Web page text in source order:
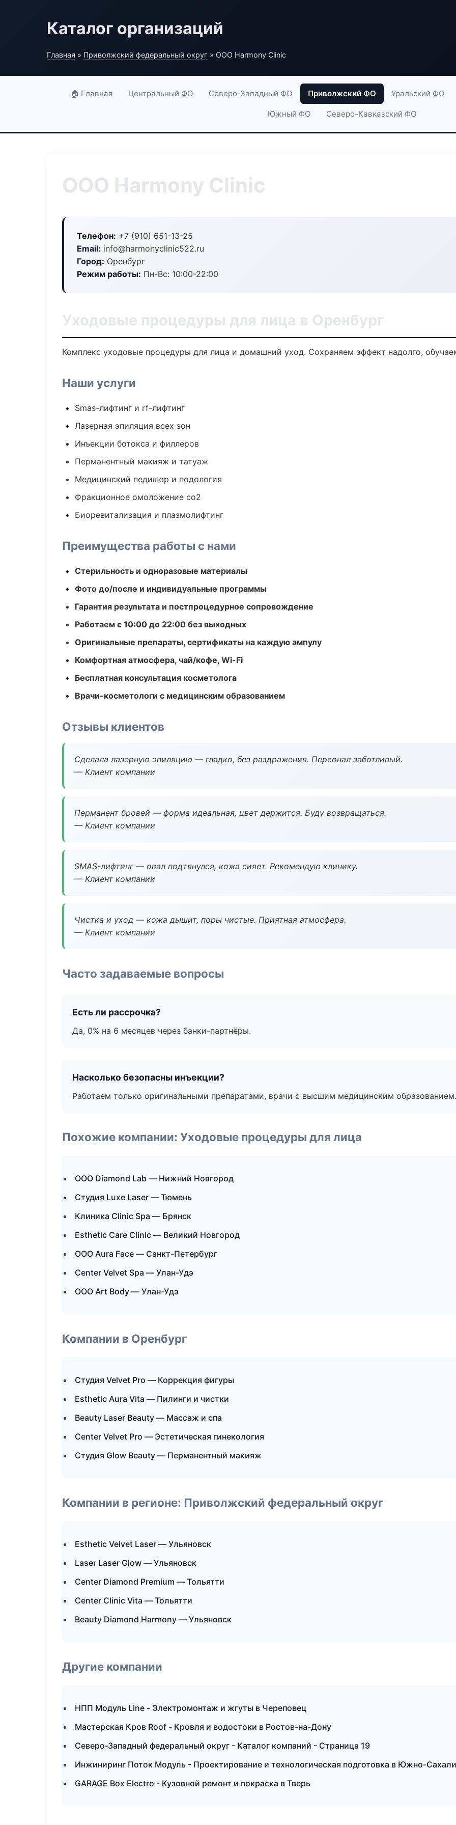
Каталог организаций
Главная » Приволжский федеральный округ » ООО Harmony Clinic
🏠 Главная Центральный ФО Северо-Западный ФО Приволжский ФО Уральский ФО
Южный ФО Северо-Кавказский ФО
ООО Harmony Clinic
Телефон: +7 (910) 651-13-25
Email: info@harmonyclinic522.ru
Город: Оренбург
Режим работы: Пн-Вс: 10:00-22:00
Уходовые процедуры для лица в Оренбург
Комплекс уходовые процедуры для лица и домашний уход. Сохраняем эффект надолго,
Наши услуги
Smas-лифтинг и rf-лифтинг
Лазерная эпиляция всех зон
Инъекции ботокса и филлеров
Перманентный макияж и татуаж
Медицинский педикюр и подология
Фракционное омоложение co2
Биоревитализация и плазмолифтинг
Преимущества работы с нами
Стерильность и одноразовые материалы
Фото до/после и индивидуальные программы
Гарантия результата и постпроцедурное сопровождение
Работаем с 10:00 до 22:00 без выходных
Оригинальные препараты, сертификаты на каждую ампулу
Комфортная атмосфера, чай/кофе, Wi-Fi
Бесплатная консультация косметолога
Врачи-косметологи с медицинским образованием
Отзывы клиентов
Сделала лазерную эпиляцию — гладко, без раздражения. Персонал заботливый.
— Клиент компании
Перманент бровей — форма идеальная, цвет держится. Буду возвращаться.
— Клиент компании
SMAS-лифтинг — овал подтянулся, кожа сияет. Рекомендую клинику.
— Клиент компании
Чистка и уход — кожа дышит, поры чистые. Приятная атмосфера.
— Клиент компании
Часто задаваемые вопросы
Есть ли рассрочка?
Да, 0% на 6 месяцев через банки-партнёры.
Насколько безопасны инъекции?
Работаем только оригинальными препаратами, врачи с высшим медицинским образованием.
Похожие компании: Уходовые процедуры для лица
ООО Diamond Lab — Нижний Новгород
Студия Luxe Laser — Тюмень
Клиника Clinic Spa — Брянск
Esthetic Care Clinic — Великий Новгород
ООО Aura Face — Санкт-Петербург
Center Velvet Spa — Улан-Удэ
ООО Art Body — Улан-Удэ
Компании в Оренбург
Студия Velvet Pro — Коррекция фигуры
Esthetic Aura Vita — Пилинги и чистки
Beauty Laser Beauty — Массаж и спа
Center Velvet Pro — Эстетическая гинекология
Студия Glow Beauty — Перманентный макияж
Компании в регионе: Приволжский федеральный округ
Esthetic Velvet Laser — Ульяновск
Laser Laser Glow — Ульяновск
Center Diamond Premium — Тольятти
Center Clinic Vita — Тольятти
Beauty Diamond Harmony — Ульяновск
Другие компании
НПП Модуль Line - Электромонтаж и жгуты в Череповец
Мастерская Кров Roof - Кровля и водостоки в Ростов-на-Дону
Северо-Западный федеральный округ - Каталог компаний - Страница 19
Инжиниринг Поток Модуль - Проектирование и технологическая подготовка в Южно-
GARAGE Box Electro - Кузовной ремонт и покраска в Тверь